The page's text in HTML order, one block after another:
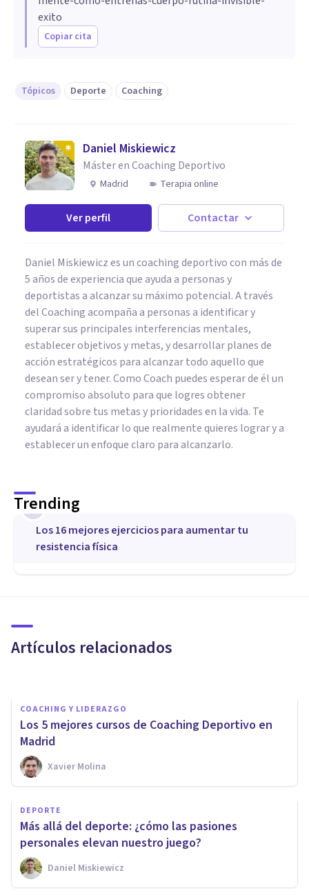
exito
Copiar cita
Tópicos Deporte Coaching
Daniel Miskiewicz
Máster en Coaching Deportivo
Madrid Terapia online
Ver perfil Contactar
Daniel Miskiewicz es un coaching deportivo con más de
5 años de experiencia que ayuda a personas y
deportistas a alcanzar su máximo potencial. A través
del Coaching acompaña a personas a identificar y
superar sus principales interferencias mentales,
establecer objetivos y metas, y desarrollar planes de
acción estratégicos para alcanzar todo aquello que
desean ser y tener. Como Coach puedes esperar de él un
compromiso absoluto para que logres obtener
claridad sobre tus metas y prioridades en la vida. Te
ayudará a identificar lo que realmente quieres lograr y a
establecer un enfoque claro para alcanzarlo.
Trending
1
Los 16 mejores ejercicios para aumentar tu
resistencia física
Artículos relacionados
Técnicas psicológicas para
¿cómo prepararse
mentalmente?
COACHING Y LIDERAZGO
Los 5 mejores cursos de Coaching Deportivo en
Madrid
Xavier Molina
DEPORTE
Más allá del deporte: ¿cómo las pasiones
personales elevan nuestro juego?
Daniel Miskiewicz
DEPORTE
Máster en Psicología del
Deporte: por qué estudiarlo y
qué salidas profesionales tiene
Universidad